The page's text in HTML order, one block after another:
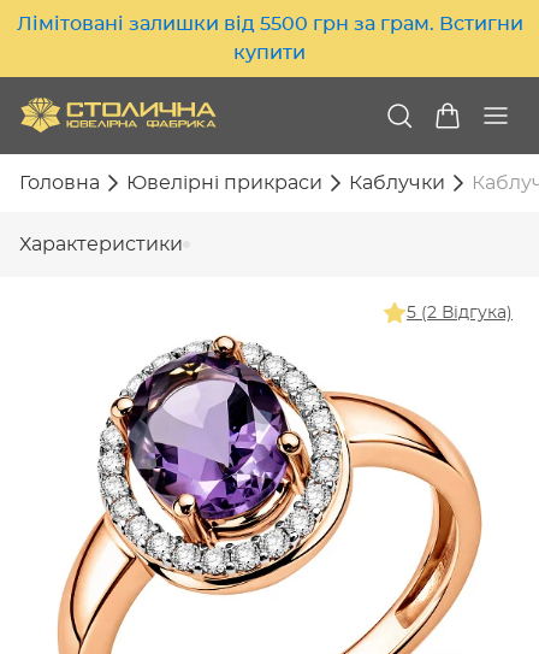
Лімітовані залишки від 5500 грн за грам. Встигни
купити
Головна Ювелірні прикраси Каблучки
Характеристики
5 (2 Відгука)